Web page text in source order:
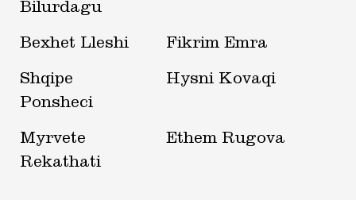
Bilurdagu
Bexhet Lleshi Fikrim Emra
Shqipe
Ponsheci
Hysni Kovaqi
Myrvete
Rekathati
Ethem Rugova